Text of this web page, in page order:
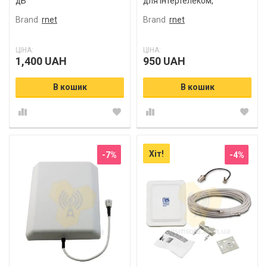
Brand rnet
ЦІНА:
1,400 UAH
В кошик
Brand rnet
ЦІНА:
950 UAH
В кошик
-7% Хіт! -4%